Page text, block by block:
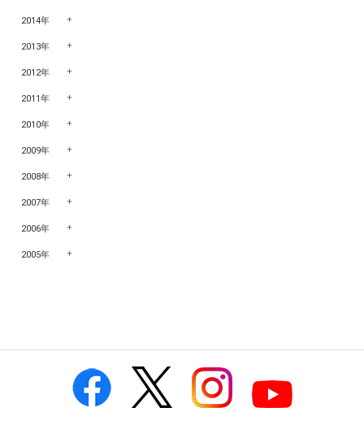
2014年
2013年
2012年
2011年
2010年
2009年
2008年
2007年
2006年
2005年